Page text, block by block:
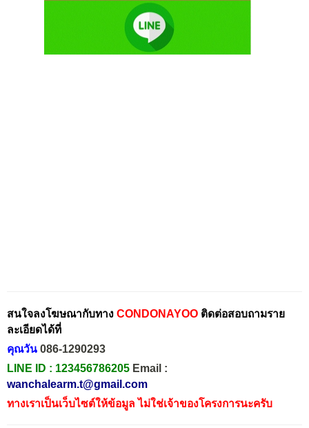
สนใจลงโฆษณากับทาง CONDONAYOO ติดต่อสอบถามราย
ละเอียดได้ที่
คุณวัน 086-1290293
LINE ID : 123456786205 Email :
wanchalearm.t@gmail.com
ทางเราเป็นเว็บไซต์ให้ข้อมูล ไม่ใช่เจ้าของโครงการนะครับ